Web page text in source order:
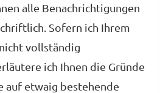
alle Benachrichtigungen
Sofern ich Ihrem
vollständig
ich Ihnen die Gründe
auf etwaig bestehende